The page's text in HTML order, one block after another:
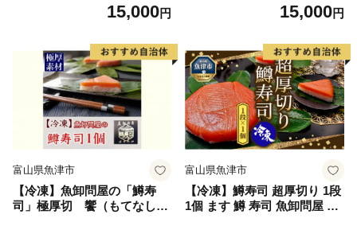
マグロのたたき TY05215,000円 15,000円
富山県魚津市
【冷凍】魚卸問屋の「鱒寿
司」極厚切 饗（もてなし）
富山県魚津市
【冷凍】鱒寿司 超厚切り 1段
1個 ます 鱒 寿司 魚卸問屋 は